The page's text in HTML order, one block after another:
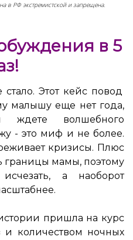
в РФ экстремистской и запрещена.
в 5
Этот кейс повод
малышу еще нет года,
волшебного
- это миф и не более.
кризисы. Плюс
границы мамы, поэтому
а наоборот
пришла на курс
количеством ночных